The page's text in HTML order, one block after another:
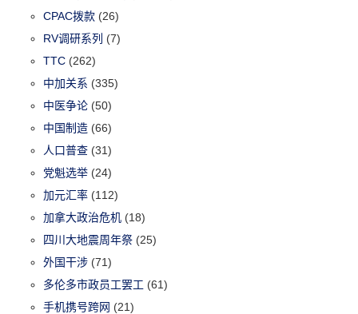
CPAC拨款 (26)
RV调研系列 (7)
TTC (262)
中加关系 (335)
中医争论 (50)
中国制造 (66)
人口普查 (31)
党魁选举 (24)
加元汇率 (112)
加拿大政治危机 (18)
四川大地震周年祭 (25)
外国干涉 (71)
多伦多市政员工罢工 (61)
手机携号跨网 (21)